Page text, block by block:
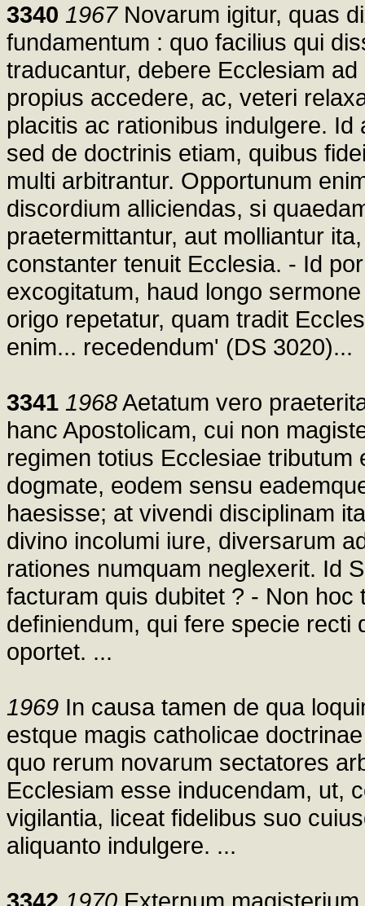
3340 1967Novarum igitur, quas
fundamentum : quo facilius qui
traducantur, debere Ecclesiam
propius accedere, ac, veteri
placitis ac rationibus indulgere.
sed de doctrinis etiam, quibus
multi arbitrantur. Opportunum
discordium alliciendas, si
praetermittantur, aut molliantur
constanter tenuit Ecclesia. - Id
excogitatum, haud longo
origo repetatur, quam tradit
enim... recedendum' (DS 3020)...
3341 1968Aetatum vero
hanc Apostolicam, cui non
regimen totius Ecclesiae
dogmate, eodem sensu
haesisse; at vivendi disciplinam
divino incolumi iure, diversarum
rationes numquam neglexerit. Id
facturam quis dubitet ? - Non
definiendum, qui fere specie
oportet. ...
1969 In causa tamen de qua
estque magis catholicae
quo rerum novarum sectatores
Ecclesiam esse inducendam, ut,
vigilantia, liceat fidelibus suo
aliquanto indulgere. ...